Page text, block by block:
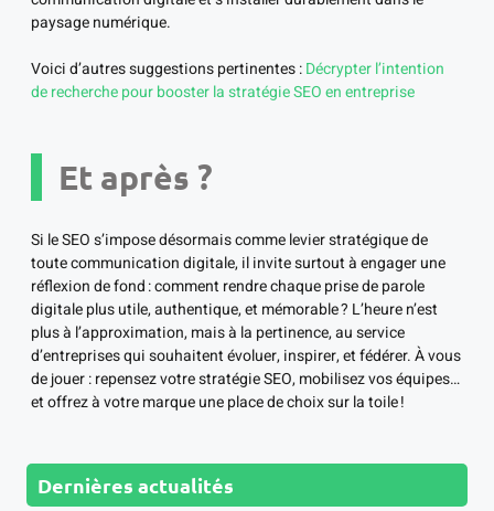
paysage numérique.
Voici d’autres suggestions pertinentes :Décrypter l’intention
de recherche pour booster la stratégie SEO en entreprise
Et après ?
Si le SEO s’impose désormais comme levier stratégique de
toute communication digitale, il invite surtout à engager une
réflexion de fond : comment rendre chaque prise de parole
digitale plus utile, authentique, et mémorable ? L’heure n’est
plus à l’approximation, mais à la pertinence, au service
d’entreprises qui souhaitent évoluer, inspirer, et fédérer. À vous
de jouer : repensez votre stratégie SEO, mobilisez vos équipes…
et offrez à votre marque une place de choix sur la toile !
Dernières actualités